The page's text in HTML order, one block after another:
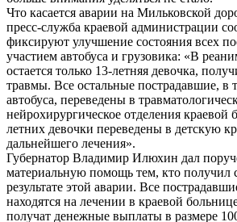
Что касается аварии на Мильковской
пресс-служба краевой администрации
фиксируют улучшение состояния всех
участием автобуса и грузовика: «В
остается только 13-летняя девочка,
травмы. Все остальные пострадавшие, в
автобуса, переведены в
нейрохирургическое отделения
летних девочки переведены в детскую
дальнейшего лечения».
Губернатор Владимир Илюхин дал
материальную помощь тем, кто получил
результате этой аварии. Все
находятся на лечении в краевой
получат денежные выплаты в размере